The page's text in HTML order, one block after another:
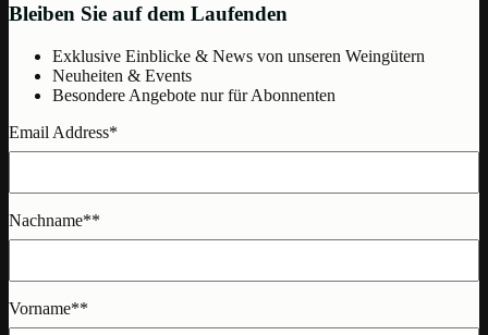
Bleiben Sie auf dem Laufenden
Exklusive Einblicke & News von unseren Weingütern
Neuheiten & Events
Besondere Angebote nur für Abonnenten
Email Address*
Nachname**
Vorname**